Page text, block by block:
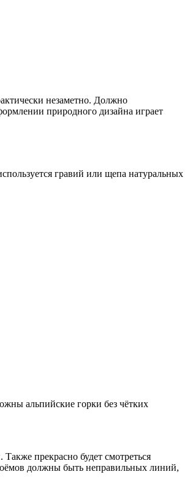
незаметно. Должно
природного дизайна играет
гравий или щепа натуральных
альпийские горки без чётких
прекрасно будет смотреться
должны быть неправильных линий,